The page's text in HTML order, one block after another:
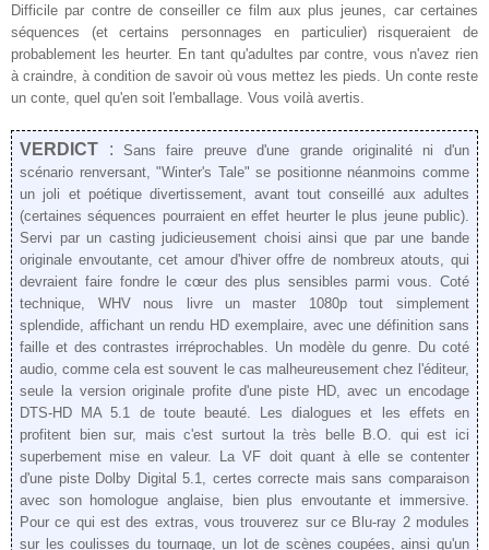
Difficile par contre de conseiller ce film aux plus jeunes, car certaines
séquences (et certains personnages en particulier) risqueraient de
probablement les heurter. En tant qu'adultes par contre, vous n'avez rien
à craindre, à condition de savoir où vous mettez les pieds. Un conte reste
un conte, quel qu'en soit l'emballage. Vous voilà avertis.
VERDICT : Sans faire preuve d'une grande originalité ni d'un
scénario renversant, "Winter's Tale" se positionne néanmoins comme
un joli et poétique divertissement, avant tout conseillé aux adultes
(certaines séquences pourraient en effet heurter le plus jeune public).
Servi par un casting judicieusement choisi ainsi que par une bande
originale envoutante, cet amour d'hiver offre de nombreux atouts, qui
devraient faire fondre le cœur des plus sensibles parmi vous. Coté
technique, WHV nous livre un master 1080p tout simplement
splendide, affichant un rendu HD exemplaire, avec une définition sans
faille et des contrastes irréprochables. Un modèle du genre. Du coté
audio, comme cela est souvent le cas malheureusement chez l'éditeur,
seule la version originale profite d'une piste HD, avec un encodage
DTS-HD MA 5.1 de toute beauté. Les dialogues et les effets en
profitent bien sur, mais c'est surtout la très belle B.O. qui est ici
superbement mise en valeur. La VF doit quant à elle se contenter
d'une piste Dolby Digital 5.1, certes correcte mais sans comparaison
avec son homologue anglaise, bien plus envoutante et immersive.
Pour ce qui est des extras, vous trouverez sur ce Blu-ray 2 modules
sur les coulisses du tournage, un lot de scènes coupées, ainsi qu'un